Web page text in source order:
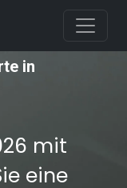
in
mit
eine
in
mit
eine